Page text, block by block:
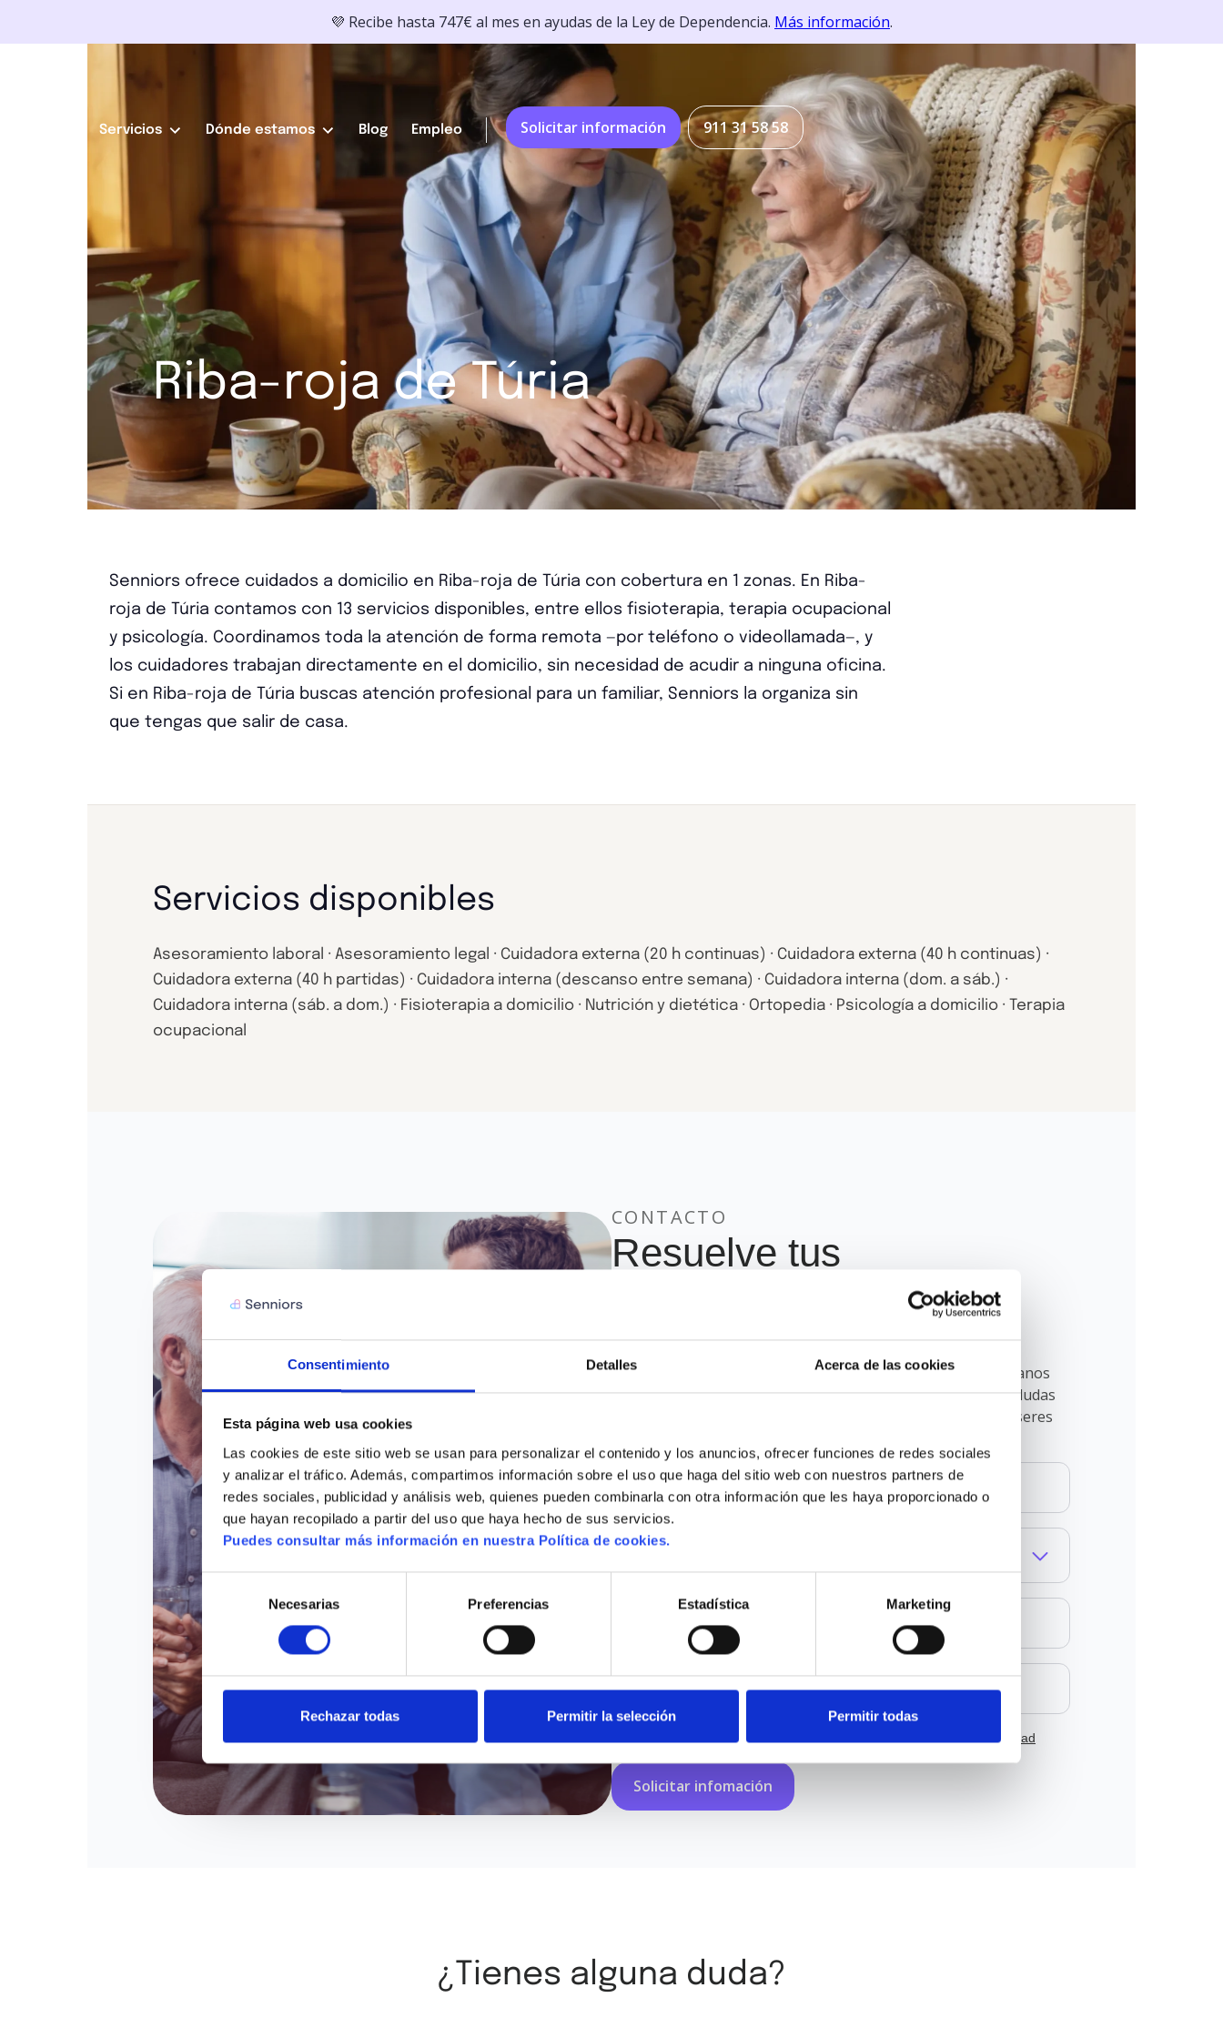
Consentimiento Detalles Acerca de las cookies
Esta página web usa cookies
Las cookies de este sitio web se usan para personalizar el contenido y los anuncios, ofrecer funciones de redes sociales
y analizar el tráfico. Además, compartimos información sobre el uso que haga del sitio web con nuestros partners de
redes sociales, publicidad y análisis web, quienes pueden combinarla con otra información que les haya proporcionado o
que hayan recopilado a partir del uso que haya hecho de sus servicios.
Puedes consultar más información en nuestra Política de cookies.
Selección
consentimiento
Necesarias Preferencias Estadística Marketing
Rechazar todas Permitir la selección Permitir todas
💜 Recibe hasta 747€ al mes en ayudas de la Ley de Dependencia. Más información.
Servicios Dónde estamos Blog Empleo Solicitar información 911 31 58 58
Riba-roja de Túria
Senniors ofrece cuidados a domicilio en Riba-roja de Túria con cobertura en 1 zonas. En Riba-
roja de Túria contamos con 13 servicios disponibles, entre ellos fisioterapia, terapia ocupacional
y psicología. Coordinamos toda la atención de forma remota —por teléfono o videollamada—, y
los cuidadores trabajan directamente en el domicilio, sin necesidad de acudir a ninguna oficina.
Si en Riba-roja de Túria buscas atención profesional para un familiar, Senniors la organiza sin
que tengas que salir de casa.
Servicios disponibles
Asesoramiento laboral · Asesoramiento legal · Cuidadora externa (20 h continuas) · Cuidadora externa (40 h continuas) ·
Cuidadora externa (40 h partidas) · Cuidadora interna (descanso entre semana) · Cuidadora interna (dom. a sáb.) ·
Cuidadora interna (sáb. a dom.) · Fisioterapia a domicilio · Nutrición y dietética · Ortopedia · Psicología a domicilio · Terapia
ocupacional
CONTACTO
Resuelve tus
dudas con nuestro
equipo
Queremos que te sientas acompañado en este proceso. Déjanos
tus datos y nuestro equipo te ayudará a resolver todas tus dudas
para que puedas tomar la mejor decisión para ti o para tus seres
He leído y acepto los política de privacidad
¿Tienes alguna duda?